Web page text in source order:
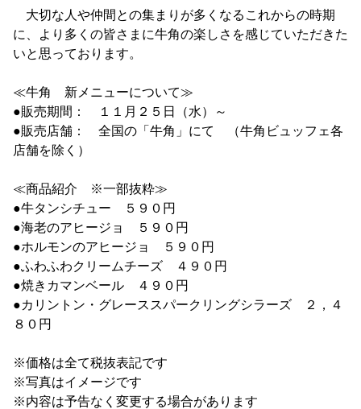
大切な人や仲間との集まりが多くなるこれからの時期
に、より多くの皆さまに牛角の楽しさを感じていただきた
いと思っております。
≪牛角 新メニューについて≫
●販売期間： １１月２５日（水）～
●販売店舗： 全国の「牛角」にて （牛角ビュッフェ各
店舗を除く）
≪商品紹介 ※一部抜粋≫
●牛タンシチュー ５９０円
●海老のアヒージョ ５９０円
●ホルモンのアヒージョ ５９０円
●ふわふわクリームチーズ ４９０円
●焼きカマンベール ４９０円
●カリントン・グレーススパークリングシラーズ ２，４
８０円
※価格は全て税抜表記です
※写真はイメージです
※内容は予告なく変更する場合があります